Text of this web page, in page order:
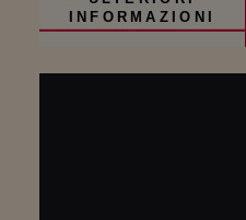
INFORMAZIONI